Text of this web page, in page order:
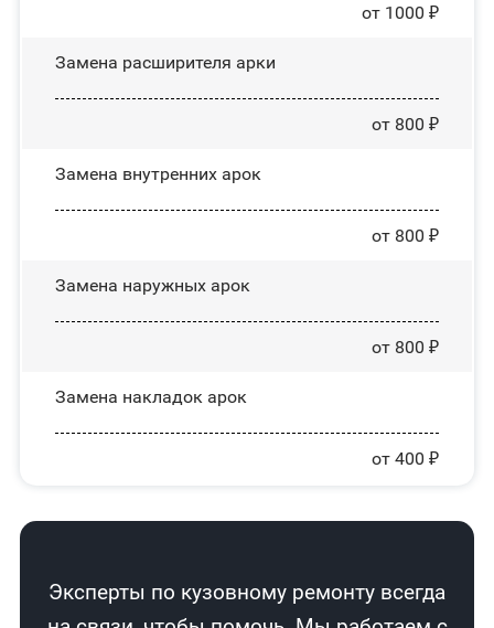
от 1000 ₽
Замена расширителя арки
от 800 ₽
Замена внутренних арок
от 800 ₽
Замена наружных арок
от 800 ₽
Замена накладок арок
от 400 ₽
Эксперты по кузовному ремонту всегда